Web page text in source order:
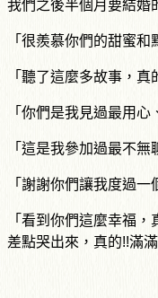
我們之後半個月要結婚
「很羨慕你們的甜蜜和
「聽了這麼多故事，真
「你們是我見過最用心
「這是我參加過最不無
「謝謝你們讓我度過一
「看到你們這麼幸福
差點哭出來，真的!!滿